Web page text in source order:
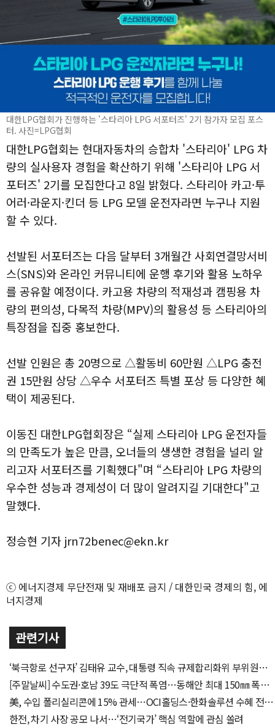
대한LPG협회가 진행하는 '스타리아 LPG 서포터즈' 2기 참가자 모집 포스
터. 사진=LPG협회
대한LPG협회는 현대자동차의 승합차 '스타리아' LPG 차
량의 실사용자 경험을 확산하기 위해 '스타리아 LPG 서
포터즈' 2기를 모집한다고 8일 밝혔다. 스타리아 카고·투
어러·라운지·킨더 등 LPG 모델 운전자라면 누구나 지원
할 수 있다.
선발된 서포터즈는 다음 달부터 3개월간 사회연결망서비
스(SNS)와 온라인 커뮤니티에 운행 후기와 활용 노하우
를 공유할 예정이다. 카고용 차량의 적재성과 캠핑용 차
량의 편의성, 다목적 차량(MPV)의 활용성 등 스타리아의
특장점을 집중 홍보한다.
선발 인원은 총 20명으로 △활동비 60만원 △LPG 충전
권 15만원 상당 △우수 서포터즈 특별 포상 등 다양한 혜
택이 제공된다.
이동진 대한LPG협회장은 “실제 스타리아 LPG 운전자들
의 만족도가 높은 만큼, 오너들의 생생한 경험을 널리 알
리고자 서포터즈를 기획했다"며 “스타리아 LPG 차량의
우수한 성능과 경제성이 더 많이 알려지길 기대한다"고
말했다.
정승현 기자 jrn72benec@ekn.kr
ⓒ 에너지경제 무단전재 및 재배포 금지 / 대한민국 경제의 힘, 에
너지경제
관련기사
‘북극항로 선구자’ 김태유 교수, 대통령 직속 규제합리화위 부위원장
위촉
[주말날씨] 수도권·호남 39도 극단적 폭염…동해안 최대 150㎜ 폭우
비상
美, 수입 폴리실리콘에 15% 관세…OCI홀딩스·한화솔루션 수혜 전
망
한전, 차기 사장 공모 나서…‘전기국가’ 핵심 역할에 관심 쏠려